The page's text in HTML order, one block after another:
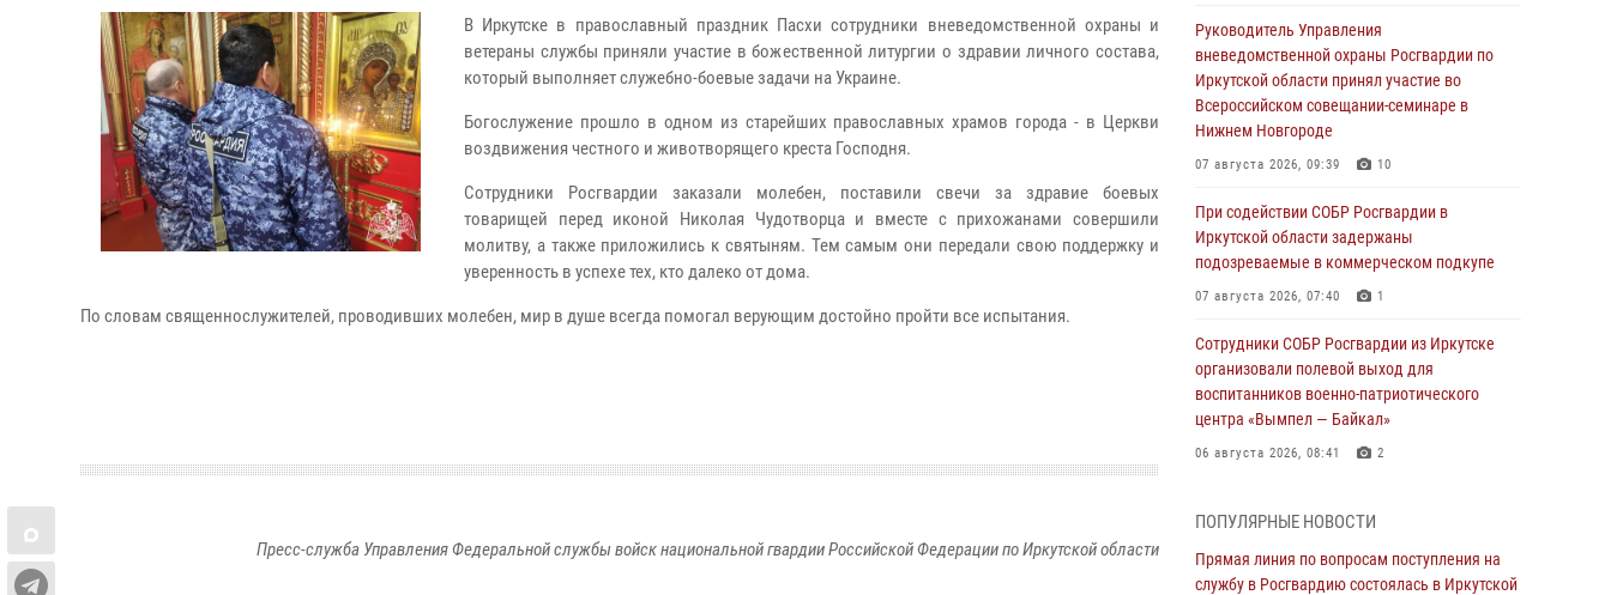
В Иркутске в православный праздник Пасхи сотрудники вневедомственной охраны и
ветераны службы приняли участие в божественной литургии о здравии личного состава,
который выполняет служебно-боевые задачи на Украине.
Богослужение прошло в одном из старейших православных храмов города - в Церкви
воздвижения честного и животворящего креста Господня.
Сотрудники Росгвардии заказали молебен, поставили свечи за здравие боевых
товарищей перед иконой Николая Чудотворца и вместе с прихожанами совершили
молитву, а также приложились к святыням. Тем самым они передали свою поддержку и
уверенность в успехе тех, кто далеко от дома.
По словам священнослужителей, проводивших молебен, мир в душе всегда помогал верующим достойно пройти все испытания.
Пресс-служба Управления Федеральной службы войск национальной гвардии Российской Федерации по Иркутской области
Руководитель Управления
вневедомственной охраны Росгвардии по
Иркутской области принял участие во
Всероссийском совещании-семинаре в
Нижнем Новгороде
07 августа 2026, 09:39 10
При содействии СОБР Росгвардии в
Иркутской области задержаны
подозреваемые в коммерческом подкупе
07 августа 2026, 07:40 1
Сотрудники СОБР Росгвардии из Иркутске
организовали полевой выход для
воспитанников военно-патриотического
центра «Вымпел — Байкал»
06 августа 2026, 08:41 2
Росгвардии по Иркутской области по самбо
05 августа 2026, 07:44 4
ПОПУЛЯРНЫЕ НОВОСТИ
Прямая линия по вопросам поступления на
службу в Росгвардию состоялась в Иркутской